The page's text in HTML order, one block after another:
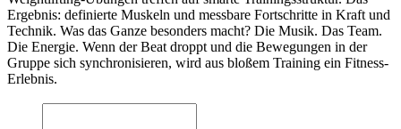
Ergebnis: definierte Muskeln und messbare Fortschritte in Kraft und
Technik. Was das Ganze besonders macht? Die Musik. Das Team.
Die Energie. Wenn der Beat droppt und die Bewegungen in der
Gruppe sich synchronisieren, wird aus bloßem Training ein Fitness-
Erlebnis.